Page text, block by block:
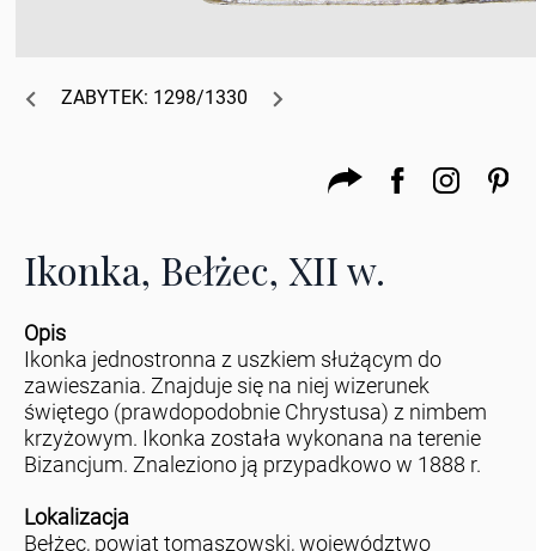
ZABYTEK: 1298/1330
Ikonka, Bełżec, XII w.
Opis
Ikonka jednostronna z uszkiem służącym do
zawieszania. Znajduje się na niej wizerunek
świętego (prawdopodobnie Chrystusa) z nimbem
krzyżowym. Ikonka została wykonana na terenie
Bizancjum. Znaleziono ją przypadkowo w 1888 r.
Lokalizacja
Bełżec, powiat tomaszowski, województwo